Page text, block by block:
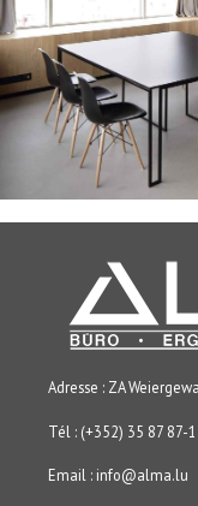
Adresse : ZA
Tél : (+352) 35 87 87-1
Email : info@alma.lu